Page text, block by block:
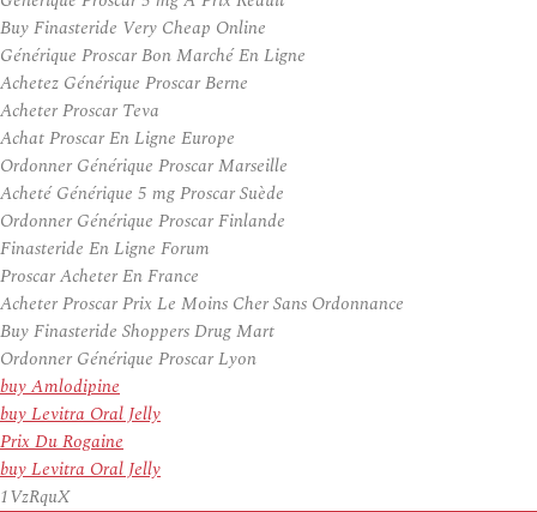
Buy Finasteride Very Cheap Online
Générique Proscar Bon Marché En Ligne
Achetez Générique Proscar Berne
Acheter Proscar Teva
Achat Proscar En Ligne Europe
Ordonner Générique Proscar Marseille
Acheté Générique 5 mg Proscar Suède
Ordonner Générique Proscar Finlande
Finasteride En Ligne Forum
Proscar Acheter En France
Acheter Proscar Prix Le Moins Cher Sans Ordonnance
Buy Finasteride Shoppers Drug Mart
Ordonner Générique Proscar Lyon
buy Amlodipine
buy Levitra Oral Jelly
Prix Du Rogaine
buy Levitra Oral Jelly
1VzRquX